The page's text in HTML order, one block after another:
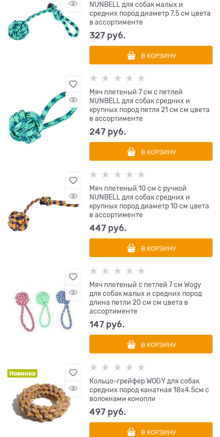
NUNBELL для собак малых и
средних пород диаметр 7.5 см цвета
в ассортименте
327 руб.
В КОРЗИНУ
Мяч плетеный 7 см с петлей
NUNBELL для собак средних и
крупных пород петля 21 см см цвета
в ассортименте
247 руб.
В КОРЗИНУ
Мяч плетеный 10 см с ручкой
NUNBELL для собак средних и
крупных пород диаметр 10 см цвета
в ассортименте
447 руб.
В КОРЗИНУ
Мяч плетеный с петлей 7 см Wogy
для собак малых и средних пород
длина петли 20 см см цвета в
ассортименте
147 руб.
В КОРЗИНУ
Новинка
Кольцо-грейфер WOGY для собак
средних пород канатная 18х4.5см с
волокнами конопли
497 руб.
В КОРЗИНУ